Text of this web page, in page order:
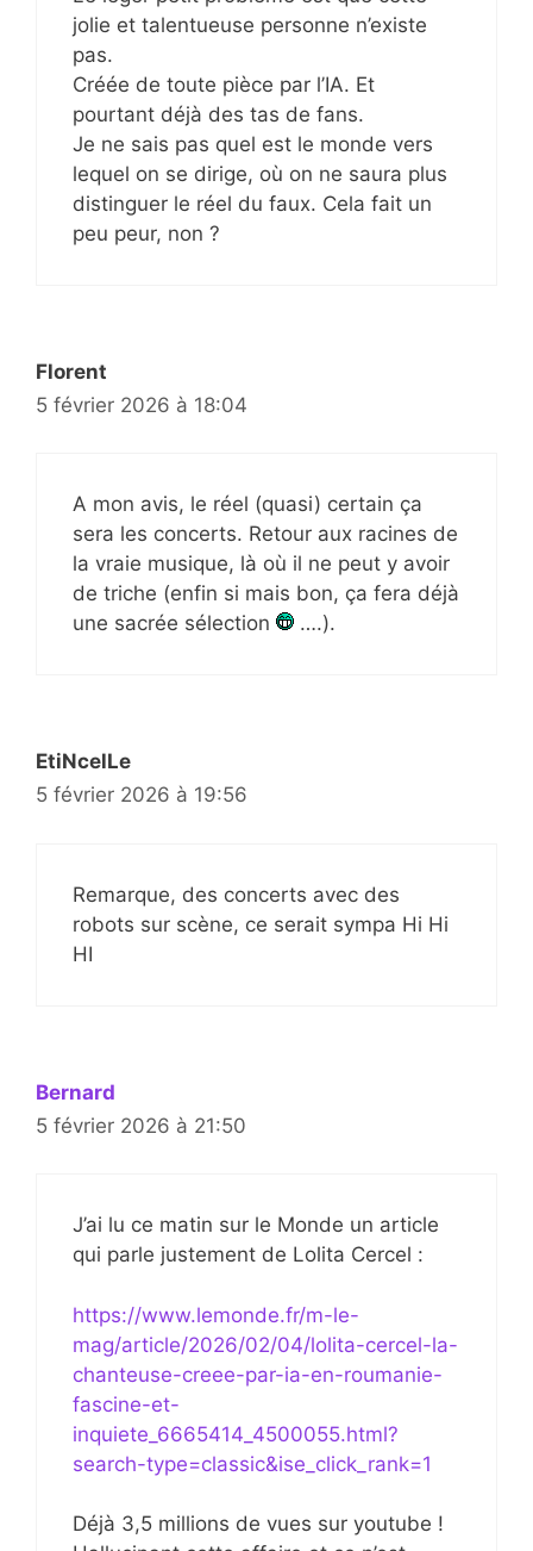
jolie et talentueuse personne n’existe
pas.
Créée de toute pièce par l’IA. Et
pourtant déjà des tas de fans.
Je ne sais pas quel est le monde vers
lequel on se dirige, où on ne saura plus
distinguer le réel du faux. Cela fait un
peu peur, non ?
Florent
5 février 2026 à 18:04
A mon avis, le réel (quasi) certain ça
sera les concerts. Retour aux racines de
la vraie musique, là où il ne peut y avoir
de triche (enfin si mais bon, ça fera déjà
une sacrée sélection
….).
EtiNcelLe
5 février 2026 à 19:56
Remarque, des concerts avec des
robots sur scène, ce serait sympa Hi Hi
HI
Bernard
5 février 2026 à 21:50
J’ai lu ce matin sur le Monde un article
qui parle justement de Lolita Cercel :
https://www.lemonde.fr/m-le-
mag/article/2026/02/04/lolita-cercel-la-
chanteuse-creee-par-ia-en-roumanie-
fascine-et-
inquiete_6665414_4500055.html?
search-type=classic&ise_click_rank=1
Déjà 3,5 millions de vues sur youtube !